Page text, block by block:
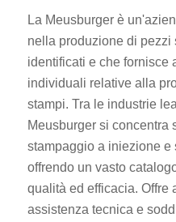
La Meusburger è
nella produzione di pezzi
identificati e che fornisce
individuali relative alla
stampi. Tra le industrie
Meusburger si concentra
stampaggio a iniezione e
offrendo un vasto
qualità ed efficacia. Offre
assistenza tecnica e